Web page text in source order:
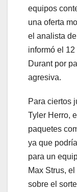
equipos
una oferta
el analista
informó el
Durant por
agresiva.
Para ciertos
Tyler Herro,
paquetes
ya que
para un
Max Strus,
sobre el